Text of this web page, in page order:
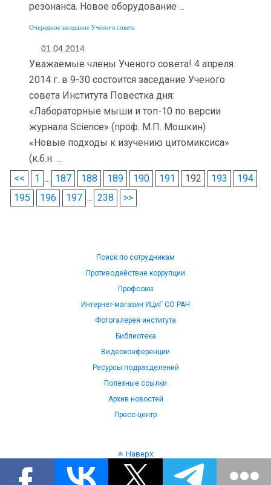
резонанса. Новое оборудование ...
Очередное заседание Ученого совета
01.04.2014
Уважаемые члены Ученого совета! 4 апреля
2014 г. в 9-30 состоится заседание Ученого
совета Института Повестка дня:
«Лабораторные мыши и топ-10 по версии
журнала Science» (проф. М.П. Мошкин)
«Новые подходы к изучению цитомиксиса»
(к.б.н. ...
<<
1 ... 187 188 189 190 191 192 193
194
195
196 197 ... 238 >>
Поиск по сотрудникам
Противодействие коррупции
Профсоюз
Интернет-магазин ИЦиГ СО РАН
Фотогалерея института
Библиотека
Видеоконференции
Ресурсы подразделений
Полезные ссылки
Архив новостей
Пресс-центр
Наверх